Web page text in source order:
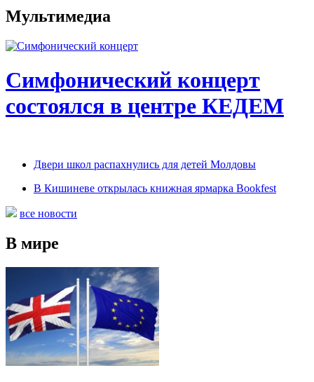
Мультимедиа
Симфонический концерт
состоялся в центре КЕДЕМ
Двери школ распахнулись для детей Молдовы
В Кишиневе открылась книжная ярмарка Bookfest
все новости
В мире